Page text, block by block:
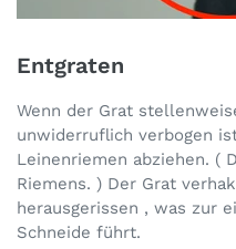
Entgraten
Wenn der Grat
unwiderruflich verbogen
Leinenriemen abziehen. (
Riemens. ) Der Grat
herausgerissen , was zur
Schneide führt.